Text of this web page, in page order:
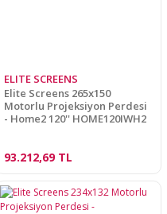
ELITE SCREENS
Elite Screens 265x150
Motorlu Projeksiyon Perdesi
- Home2 120'' HOME120IWH2
93.212,69 TL